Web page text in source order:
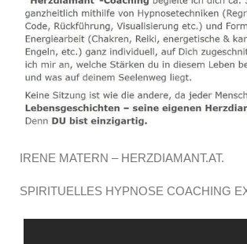
IRENE MATERN – HERZDIAMANT.AT.
SPIRITUELLES HYPNOSE COACHING